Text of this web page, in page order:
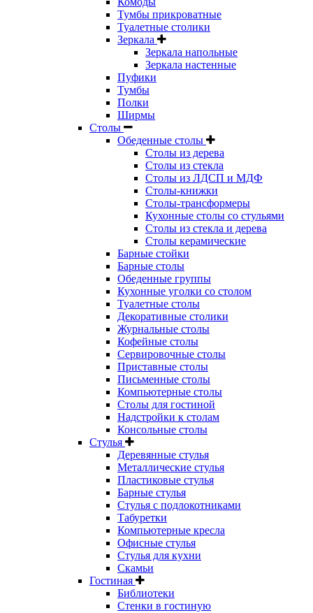
Тумбы прикроватные
Туалетные столики
Зеркала
Зеркала напольные
Зеркала настенные
Пуфики
Тумбы
Полки
Ширмы
Столы
Обеденные столы
Столы из дерева
Столы из стекла
Столы из ЛДСП и МДФ
Столы-книжки
Столы-трансформеры
Кухонные столы со стульями
Столы из стекла и дерева
Столы керамические
Барные стойки
Барные столы
Обеденные группы
Кухонные уголки со столом
Туалетные столы
Декоративные столики
Журнальные столы
Кофейные столы
Сервировочные столы
Приставные столы
Письменные столы
Компьютерные столы
Столы для гостиной
Надстройки к столам
Консольные столы
Стулья
Деревянные стулья
Металлические стулья
Пластиковые стулья
Барные стулья
Стулья с подлокотниками
Табуретки
Компьютерные кресла
Офисные стулья
Стулья для кухни
Скамьи
Гостиная
Библиотеки
Стенки в гостиную